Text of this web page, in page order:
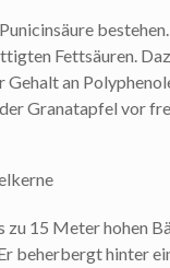
Fettsäuren.
an
Granatapfel vor
15 Meter hohen
beherbergt hinter